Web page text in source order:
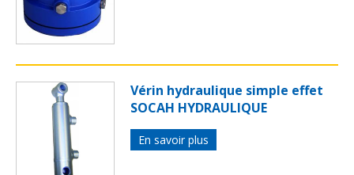
Vérin hydraulique simple effet
SOCAH HYDRAULIQUE
En savoir plus